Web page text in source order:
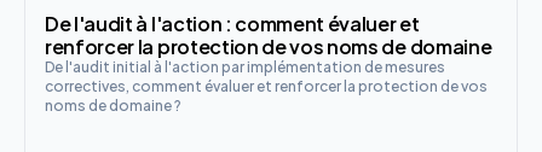
De l'audit à l'action : comment évaluer et
renforcer la protection de vos noms de domaine
De l'audit initial à l'action par implémentation de mesures
correctives, comment évaluer et renforcer la protection de vos
noms de domaine ?